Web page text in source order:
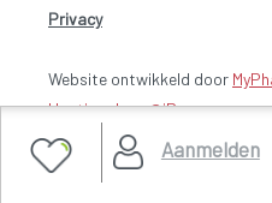
Aanmelden
Privacy-
Website ontwikkeld door
Hosting door @iPower